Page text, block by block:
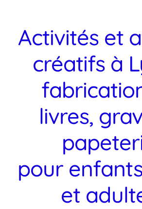
Activités et
créatifs à
livres,
pour
et